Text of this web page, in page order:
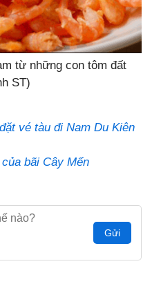
từ những con tôm đất
ST)
vé tàu đi Nam Du Kiên
bãi Cây Mến
Gửi